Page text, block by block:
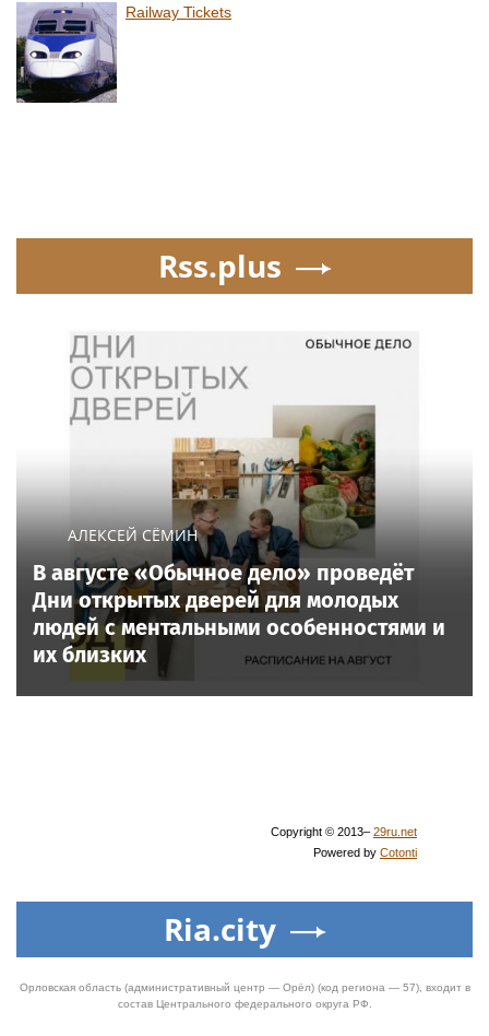
Railway Tickets
Rss.plus
АЛЕКСЕЙ СЁМИН
В августе «Обычное дело» проведёт
Дни открытых дверей для молодых
людей с ментальными особенностями и
их близких
Copyright © 2013– 29ru.net
Powered by Cotonti
Ria.city
Орловская область (административный центр — Орёл) (код региона — 57), входит в
состав Центрального федерального округа РФ.